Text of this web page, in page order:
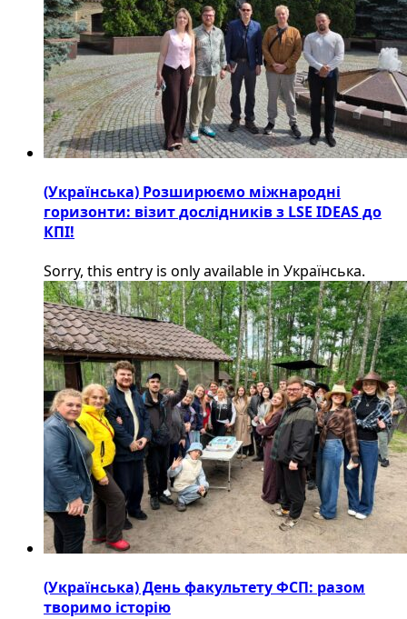
(Українська) Розширюємо міжнародні
горизонти: візит дослідників з LSE IDEAS до
КПІ!
Sorry, this entry is only available in Українська.
(Українська) День факультету ФСП: разом
творимо історію